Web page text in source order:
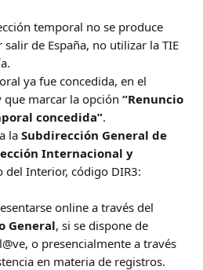
temporal no se produce
de España, no utilizar la TIE
ya fue concedida, en el
marcar la opción “Renuncio
concedida”.
la Subdirección General de
Internacional y
del Interior, código DIR3:
online a través del
General, si se dispone de
o presencialmente a través
en materia de registros.